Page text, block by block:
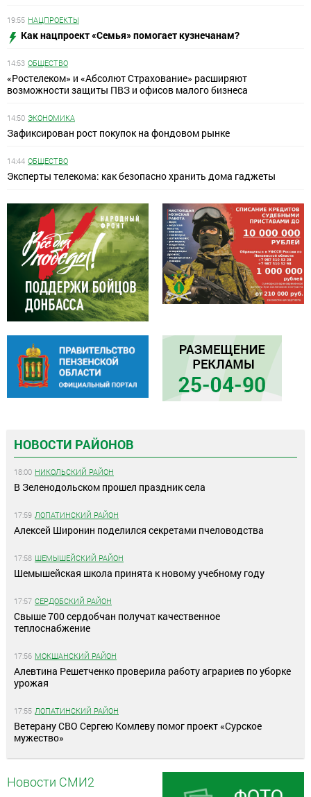
19:55 НАЦПРОЕКТЫ
Как нацпроект «Семья» помогает кузнечанам?
14:53 ОБЩЕСТВО
«Ростелеком» и «Абсолют Страхование» расширяют
возможности защиты ПВЗ и офисов малого бизнеса
14:50 ЭКОНОМИКА
Зафиксирован рост покупок на фондовом рынке
14:44 ОБЩЕСТВО
Эксперты телекома: как безопасно хранить дома гаджеты
НОВОСТИ РАЙОНОВ
18:00 НИКОЛЬСКИЙ РАЙОН
В Зеленодольском прошел праздник села
17:59 ЛОПАТИНСКИЙ РАЙОН
Алексей Широнин поделился секретами пчеловодства
17:58 ШЕМЫШЕЙСКИЙ РАЙОН
Шемышейская школа принята к новому учебному году
17:57 СЕРДОБСКИЙ РАЙОН
Свыше 700 сердобчан получат качественное
теплоснабжение
17:56 МОКШАНСКИЙ РАЙОН
Алевтина Решетченко проверила работу аграриев по уборке
урожая
17:55 ЛОПАТИНСКИЙ РАЙОН
Ветерану СВО Сергею Комлеву помог проект «Сурское
мужество»
Новости СМИ2